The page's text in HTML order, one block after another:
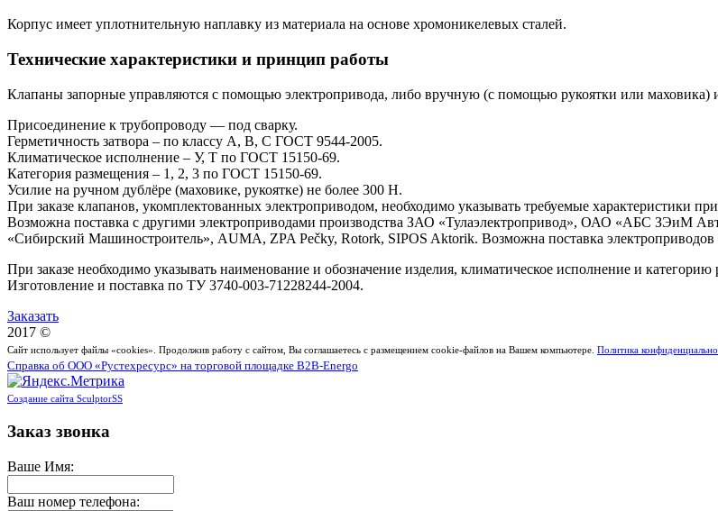
Корпус имеет уплотнительную наплавку из материала на основе хромоникелевых сталей.
Технические характеристики и принцип работы
Клапаны запорные управляются с помощью электропривода, либо вручную (с помощью рукоятки или
Присоединение к трубопроводу — под сварку.
Герметичность затвора – по классу А, В, С ГОСТ 9544-2005.
Климатическое исполнение – У, Т по ГОСТ 15150-69.
Категория размещения – 1, 2, 3 по ГОСТ 15150-69.
Усилие на ручном дублёре (маховике, рукоятке) не более 300 Н.
При заказе клапанов, укомплектованных электроприводом, необходимо указывать требуемые характеристики
Возможна поставка с другими электроприводами производства ЗАО «Тулаэлектропривод», ОАО «АБС ЗЭиМ
«Сибирский Машиностроитель», AUMA, ZPA Pečky, Rotork, SIPOS Aktorik. Возможна поставка
При заказе необходимо указывать наименование и обозначение изделия, климатическое исполнение и
Изготовление и поставка по ТУ 3740-003-71228244-2004.
Заказать
2017 ©
Сайт использует файлы «cookies». Продолжив работу с сайтом, Вы соглашаетесь с размещением cookie-файлов на Вашем компьютере. Политика
Справка об ООО «Рустехресурс» на торговой площадке B2B-Energo
Создание сайта SculptorSS
Заказ звонка
Ваше Имя:
Ваш номер телефона: